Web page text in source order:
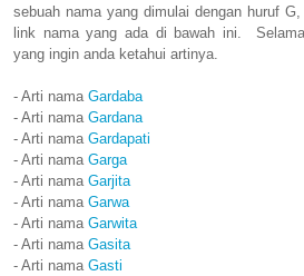
sebuah nama yang dimulai dengan huruf
link nama yang ada di bawah ini.
yang ingin anda ketahui artinya.
- Arti nama Gardaba
- Arti nama Gardana
- Arti nama Gardapati
- Arti nama Garga
- Arti nama Garjita
- Arti nama Garwa
- Arti nama Garwita
- Arti nama Gasita
- Arti nama Gasti